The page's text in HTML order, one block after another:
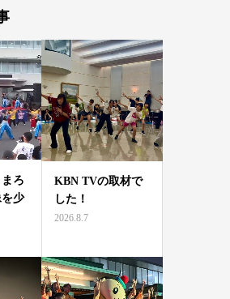
ろ
少
KBN TVの取材で
した！
2026.8.7